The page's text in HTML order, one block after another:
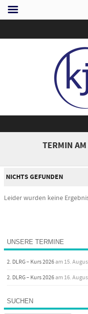
TERMIN AM
NICHTS GEFUNDEN
Leider wurden keine
UNSERE TERMINE
2. DLRG – Kurs 2026am 15.
2. DLRG – Kurs 2026am 16.
SUCHEN